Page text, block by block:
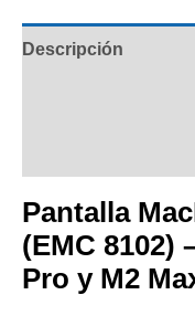
Descripción
Pantalla
(EMC 8102)
Pro y M2